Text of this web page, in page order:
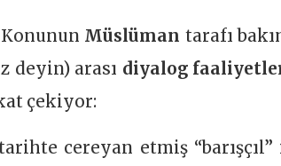
Konunun Müslüman tarafı
deyin) arası diyalog
çekiyor:
cereyan etmiş